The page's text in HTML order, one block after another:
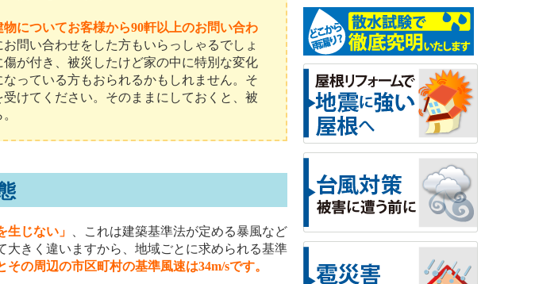
についてお客様から90軒以上のお問い合わ
問い合わせをした方もいらっしゃるでしょ
が付き、被災したけど家の中に特別な変化
っている方もおられるかもしれません。そ
けてください。そのままにしておくと、被
生じない」
、これは建築基準法が定める暴風など
きく違いますから、地域ごとに求められる基準
その周辺の市区町村の基準風速は34m/sです。